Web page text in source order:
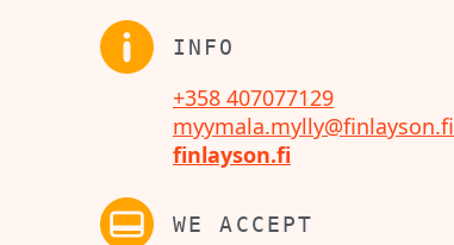
INFO
+358 407077129
myymala.mylly@finlayson.fi
finlayson.fi
WE ACCEPT